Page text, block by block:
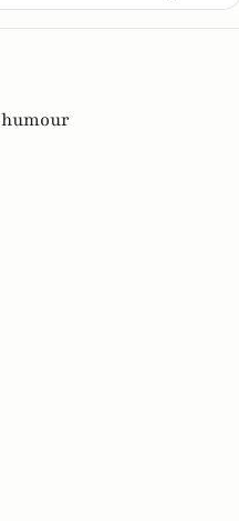
humour